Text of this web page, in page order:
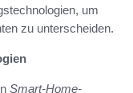
um
zu unterscheiden.
Smart-Home-